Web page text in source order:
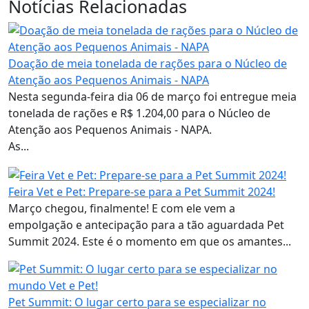
Notícias Relacionadas
Doação de meia tonelada de rações para o Núcleo de
Atenção aos Pequenos Animais - NAPA
Nesta segunda-feira dia 06 de março foi entregue meia
tonelada de rações e R$ 1.204,00 para o Núcleo de
Atenção aos Pequenos Animais - NAPA.
As...
Feira Vet e Pet: Prepare-se para a Pet Summit 2024!
Março chegou, finalmente! E com ele vem a
empolgação e antecipação para a tão aguardada Pet
Summit 2024. Este é o momento em que os amantes...
Pet Summit: O lugar certo para se especializar no